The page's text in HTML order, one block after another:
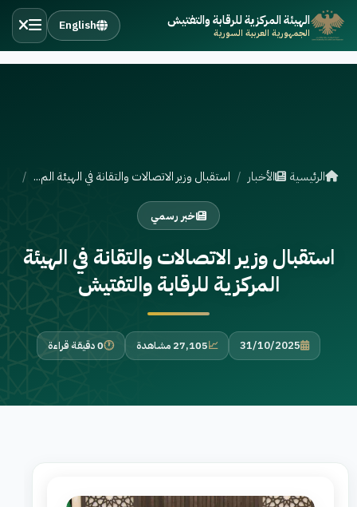
الهيئة المركزية للرقابة والتفتيش
الجمهورية العربية السورية English
الرئيسية الأخبار استقبال وزير الاتصالات والتقانة في الهيئة الم...
خبر رسمي
استقبال وزير الاتصالات والتقانة في الهيئة
المركزية للرقابة والتفتيش
31/10/2025 27,105 مشاهدة 0 دقيقة قراءة